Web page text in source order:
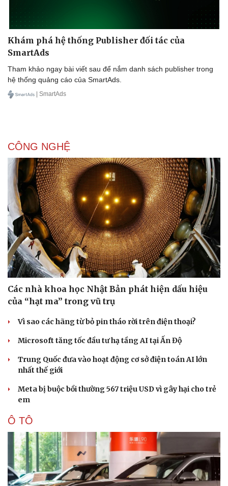
Văn hóa
Sân khấu - Điện ảnh
Văn học
Âm nhạc
Di sản
Nghệ sĩ
Thời trang
Sao Việt
Khám phá hệ thống Publisher đối tác của
SmartAds
Tham khảo ngay bài viết sau để nắm danh sách publisher trong
hệ thống quảng cáo của SmartAds.
| SmartAds
CÔNG NGHỆ
Các nhà khoa học Nhật Bản phát hiện dấu hiệu
của “hạt ma” trong vũ trụ
Vì sao các hãng từ bỏ pin tháo rời trên điện thoại?
Microsoft tăng tốc đầu tư hạ tầng AI tại Ấn Độ
Trung Quốc đưa vào hoạt động cơ sở điện toán AI lớn
nhất thế giới
Meta bị buộc bồi thường 567 triệu USD vì gây hại cho trẻ
em
Ô TÔ